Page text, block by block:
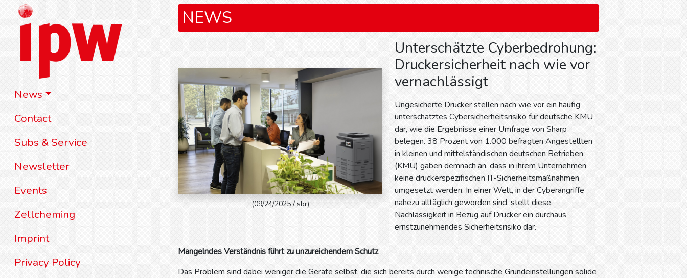
News
Contact
Subs & Service
Newsletter
Events
Zellcheming
Imprint
Privacy Policy
NEWS
(09/24/2025 / sbr)
Unterschätzte Cyberbedrohung:
Druckersicherheit nach wie vor
vernachlässigt
Ungesicherte Drucker stellen nach wie vor ein häufig
unterschätztes Cybersicherheitsrisiko für deutsche KMU
dar, wie die Ergebnisse einer Umfrage von Sharp
belegen. 38 Prozent von 1.000 befragten Angestellten
in kleinen und mittelständischen deutschen Betrieben
(KMU) gaben demnach an, dass in ihrem Unternehmen
keine druckerspezifischen IT-Sicherheitsmaßnahmen
umgesetzt werden. In einer Welt, in der Cyberangriffe
nahezu alltäglich geworden sind, stellt diese
Nachlässigkeit in Bezug auf Drucker ein durchaus
ernstzunehmendes Sicherheitsrisiko dar.
Mangelndes Verständnis führt zu unzureichendem Schutz
Das Problem sind dabei weniger die Geräte selbst, die sich bereits durch wenige technische Grundeinstellungen solide